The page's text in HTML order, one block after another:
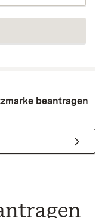
beantragen